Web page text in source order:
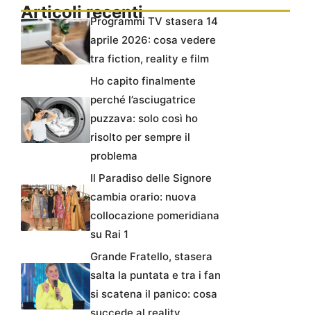
Articoli recentiProgrammi TV stasera 14
aprile 2026: cosa vedere
tra fiction, reality e film
Ho capito finalmente
perché l’asciugatrice
puzzava: solo così ho
risolto per sempre il
problema
Il Paradiso delle Signore
cambia orario: nuova
collocazione pomeridiana
su Rai 1
Grande Fratello, stasera
salta la puntata e tra i fan
si scatena il panico: cosa